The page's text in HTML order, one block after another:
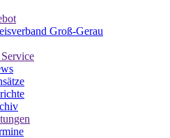
Groß-Gerau